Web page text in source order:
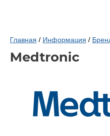
Главная / Информация /
Medtronic